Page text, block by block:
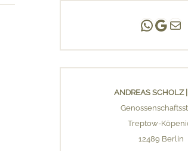
Andreas Scholz | (HPP)
Praxis
E-Mail an mich ...
ANDREAS SCHOLZ
Treptow-
12489 Berlin